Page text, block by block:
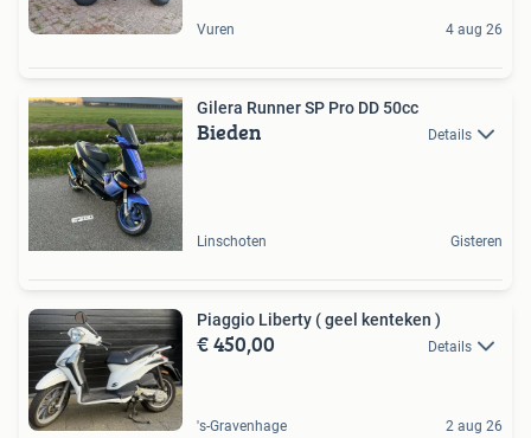
Vuren 4 aug 26
Gilera Runner SP Pro DD 50cc
Bieden Details
Linschoten Gisteren
Piaggio Liberty ( geel kenteken )
€ 450,00 Details
's-Gravenhage 2 aug 26